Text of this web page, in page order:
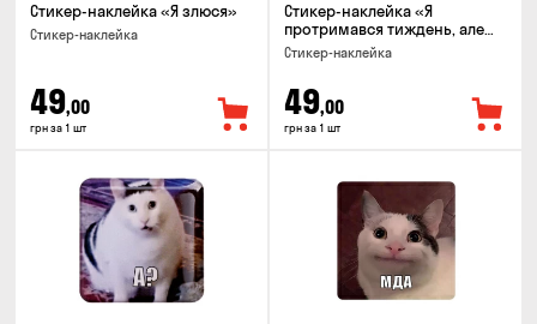
Стикер-наклейка «Я злюся»
Стикер-наклейка
49,00
грн за 1 шт
Стикер-наклейка «Я
протримався тиждень, але
почався наступний»
Стикер-наклейка
49,00
грн за 1 шт